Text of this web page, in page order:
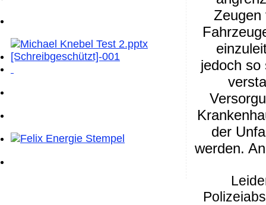
Zeugen
jedoch so
der
werden.